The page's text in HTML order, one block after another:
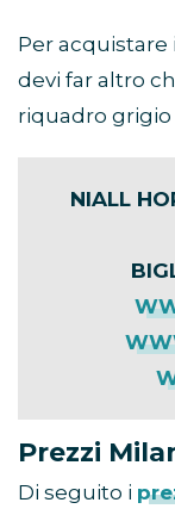
Per
devi far altro
riquadro grigio
NIALL
Prezzi
Di seguito i